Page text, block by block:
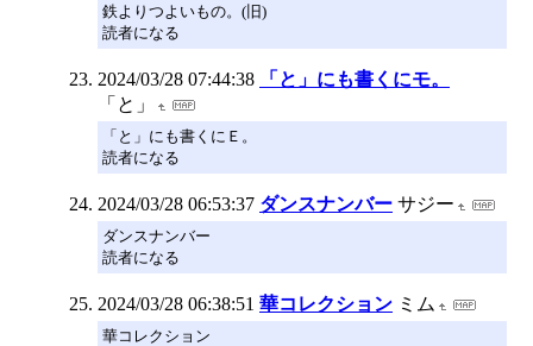
鉄よりつよいもの。(旧)
読者になる
2024/03/28 07:44:38
「と」にも書くにモ。
「と」
「と」にも書くにＥ。
読者になる
2024/03/28 06:53:37 ダンスナンバー サジー
ダンスナンバー
読者になる
2024/03/28 06:38:51 華コレクション ミム
華コレクション